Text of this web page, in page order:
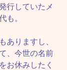
行していたメ
も。
ありますし、
、今世の名前
お休みしたく